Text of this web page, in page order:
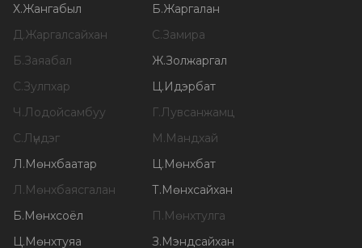
Х.Жангабыл Б.Жаргалан
Д.Жаргалсайхан С.Замира
Б.Заяабал Ж.Золжаргал
С.Зулпхар Ц.Идэрбат
Ч.Лодойсамбуу Г.Лувсанжамц
С.Лүндэг М.Мандхай
Л.Мөнхбаатар Ц.Мөнхбат
Л.Мөнхбаясгалан Т.Мөнхсайхан
Б.Мөнхсоёл П.Мөнхтулга
Ц.Мөнхтуяа З.Мэндсайхан